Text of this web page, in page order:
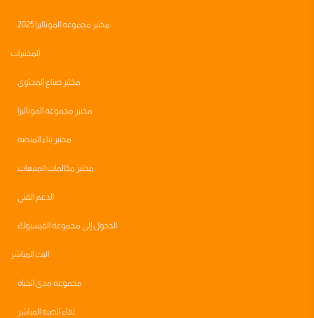
مختبر مجموعه الموناليزا 2025
المختبرات
مختبر صناع المحتوى
مختبر مجموعه الموناليزا
مختبر بناء المنصه
مختبر مكالمات المبيعات
الدعم الفني
الدخول إلى مجموعة الفيسبوك
البث المباشر
مجموعه مدى الحياه
لقاء الصبة المباشر